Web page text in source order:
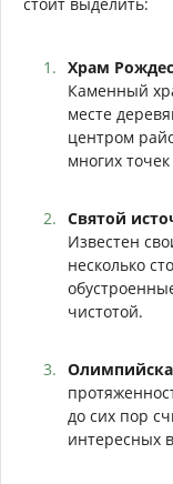
Храм
Каменный
месте
центром
многих
Святой
Известен
несколько
чистотой.
до сих пор
интересных